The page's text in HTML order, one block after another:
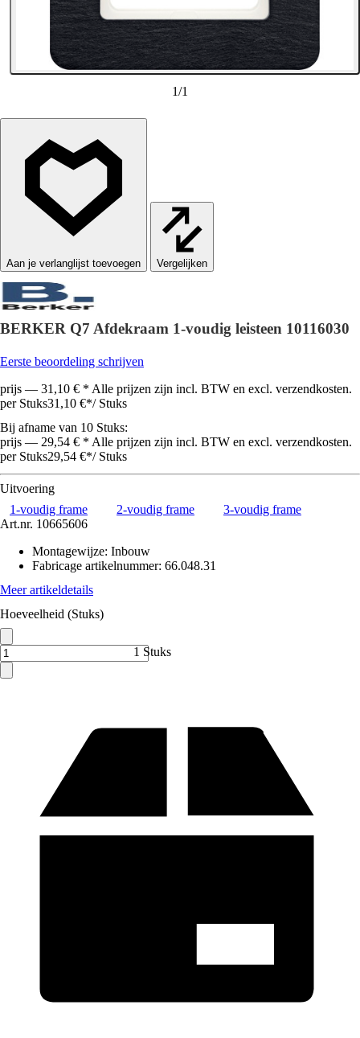
1/1
Vergelijken
BERKER Q7 Afdekraam 1-voudig leisteen 10116030
Eerste beoordeling schrijven
prijs — 31,10 € * Alle prijzen zijn incl. BTW en excl. verzendkosten.
per Stuks31,10 €*/ Stuks
Bij afname van 10 Stuks:
prijs — 29,54 € * Alle prijzen zijn incl. BTW en excl. verzendkosten.
per Stuks29,54 €*/ Stuks
Uitvoering
1-voudig frame
2-voudig frame
3-voudig frame
Art.nr. 10665606
Montagewijze: Inbouw
Fabricage artikelnummer: 66.048.31
Meer artikeldetails
Hoeveelheid (Stuks)
1 Stuks